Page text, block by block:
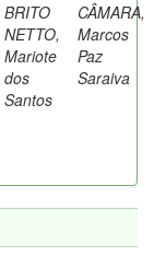
BRITO
NETTO,
Mariote
dos
Santos
CÂMARA,
Marcos
Paz
Saraiva